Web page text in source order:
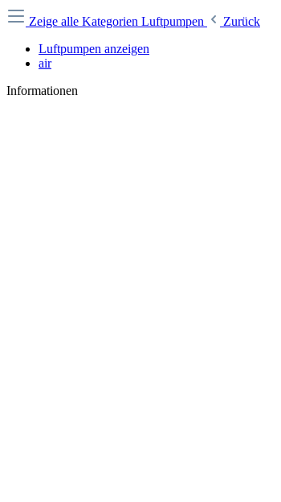
Zeige alle Kategorien Luftpumpen
Zurück
Luftpumpen anzeigen
air
Informationen